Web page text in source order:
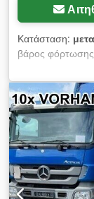
Κατάσταση:
βάρος
χώρου
ελαστικού:385/
1.001 χλμ,
Εξοπλισμός:
ABS
άξονες BPW,
(σύστημα
από αλουμίνιο,
2-αξονικό σιλο-